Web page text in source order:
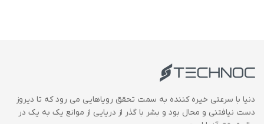
دنیا با سرعتی خیره کننده به سمت تحقق رویاهایی می رود که تا دیروز
دست نیافتنی و محال بود و بشر با گذر از دریایی از موانع یک به یک در